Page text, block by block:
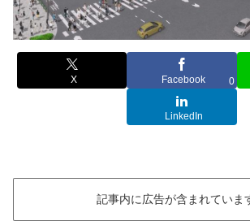
X Facebook 0
LinkedIn
記事内に広告が含まれていま